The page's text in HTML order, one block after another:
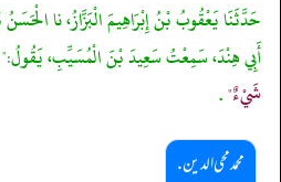
حَدَّثَنَا يَعْقُوبُ بْنُ إِبْرَاهِيمَ الْبَزَّازُ، نا
أَبِي هِنْدَ، سَمِعْتُ سَعِيدَ بْنَ الْمُسَيِّبِ،
شَيْءٌ".
محمد محی الدین .